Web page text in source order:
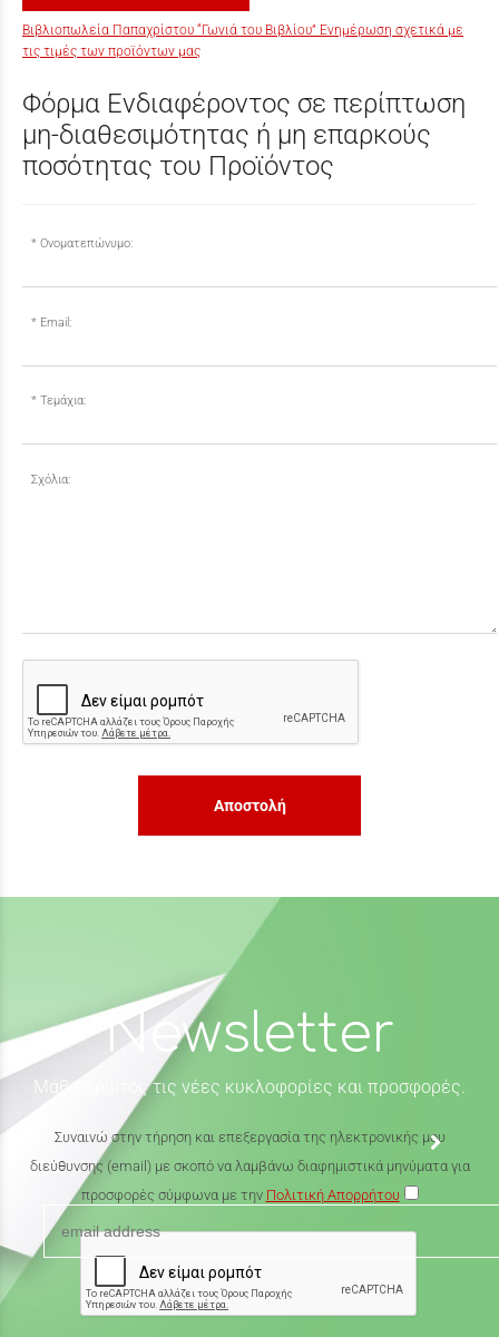
Βιβλιοπωλεία Παπαχρίστου “Γωνιά του Βιβλίου” Ενημέρωση σχετικά με
τις τιμές των προϊόντων μας
Φόρμα Ενδιαφέροντος σε περίπτωση
μη-διαθεσιμότητας ή μη επαρκούς
ποσότητας του Προϊόντος
Ονοματεπώνυμο:
Email:
Τεμάχια:
Σχόλια:
Αποστολή
Newsletter
Μάθε πρώτος τις νέες κυκλοφορίες και προσφορές.
Συναινώ στην τήρηση και επεξεργασία της ηλεκτρονικής μου
διεύθυνσης (email) με σκοπό να λαμβάνω διαφημιστικά μηνύματα για
προσφορές σύμφωνα με την Πολιτική Απορρήτου